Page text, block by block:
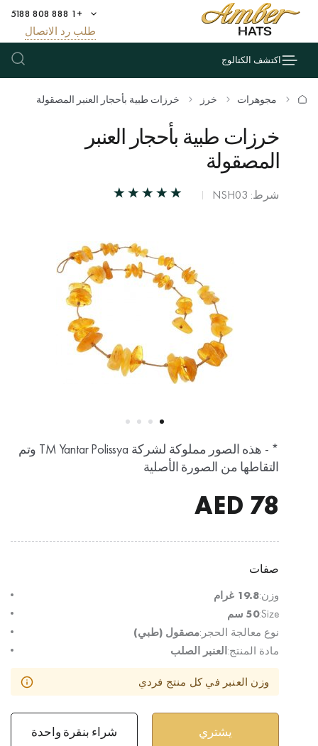
+1 888 808 5188
طلب رد الاتصال
اكتشف الكتالوج
مجوهرات خرز خرزات طبية بأحجار العنبر المصقولة
خرزات طبية بأحجار العنبر
المصقولة
شرط: NSH03
* - هذه الصور مملوكة لشركة TM Yantar Polissya وتم
التقاطها من الصورة الأصلية
78
صفات
وزن:19.8 غرام
Size:50 سم
نوع معالجة الحجر:مصقول (طبي)
مادة المنتج:العنبر الصلب
وزن العنبر في كل منتج فردي
شراء بنقرة واحدة